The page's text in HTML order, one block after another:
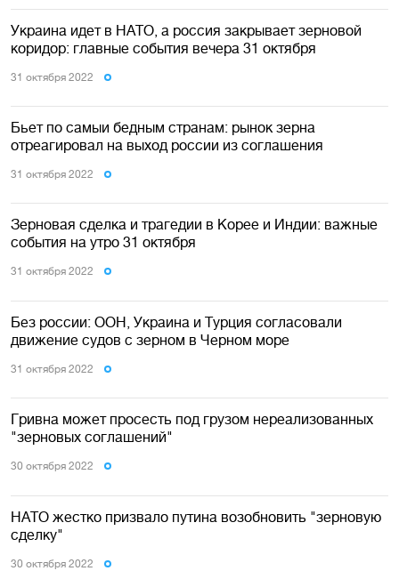
Украина идет в НАТО, а россия закрывает зерновой
коридор: главные события вечера 31 октября
31 октября 2022
Бьет по самыи бедным странам: рынок зерна
отреагировал на выход россии из соглашения
31 октября 2022
Зерновая сделка и трагедии в Корее и Индии: важные
события на утро 31 октября
31 октября 2022
Без россии: ООН, Украина и Турция согласовали
движение судов с зерном в Черном море
31 октября 2022
Гривна может просесть под грузом нереализованных
"зерновых соглашений"
30 октября 2022
НАТО жестко призвало путина возобновить "зерновую
сделку"
30 октября 2022